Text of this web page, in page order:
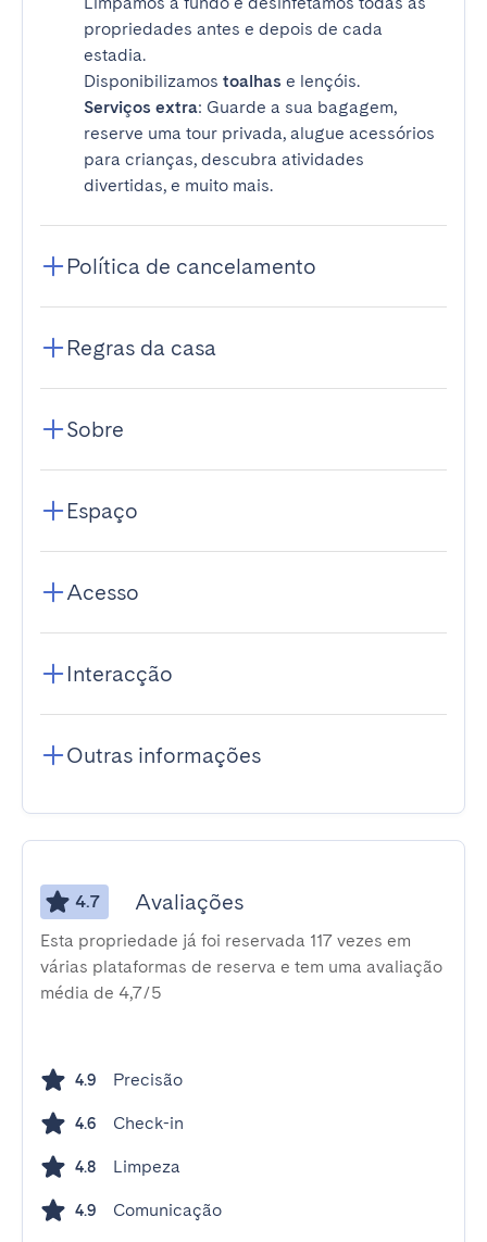
propriedades antes e depois de cada
estadia.
Disponibilizamos toalhas e lençóis.
Serviços extra: Guarde a sua bagagem,
reserve uma tour privada, alugue acessórios
para crianças, descubra atividades
divertidas, e muito mais.
Política de cancelamento
Regras da casa
Sobre
Espaço
Acesso
Interacção
Outras informações
4.7 Avaliações
Esta propriedade já foi reservada 117 vezes em
várias plataformas de reserva e tem uma avaliação
média de 4,7/5
4.9 Precisão
4.6 Check-in
4.8 Limpeza
4.9 Comunicação